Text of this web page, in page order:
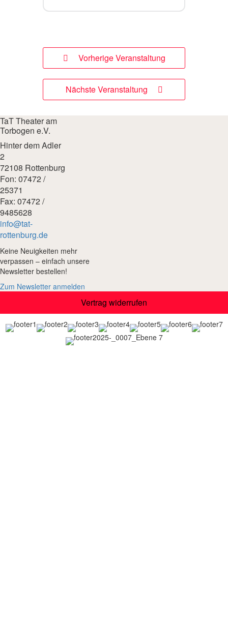
Vorherige Veranstaltung
Nächste Veranstaltung
TaT Theater am
Torbogen e.V.
Hinter dem Adler
2
72108 Rottenburg
Fon: 07472 /
25371
Fax: 07472 /
9485628
info@tat-
rottenburg.de
Keine Neuigkeiten mehr
verpassen – einfach unsere
Newsletter bestellen!
Zum Newsletter anmelden
Vertrag widerrufen